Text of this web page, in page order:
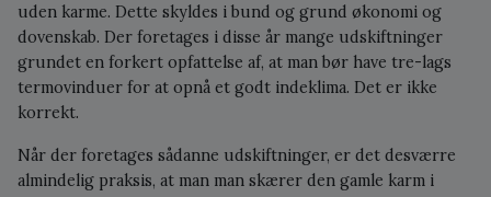
uden karme. Dette skyldes i bund og grund økonomi og
dovenskab. Der foretages i disse år mange udskiftninger
grundet en forkert opfattelse af, at man bør have tre-lags
termovinduer for at opnå et godt indeklima. Det er ikke
korrekt.
Når der foretages sådanne udskiftninger, er det desværre
almindelig praksis, at man man skærer den gamle karm i